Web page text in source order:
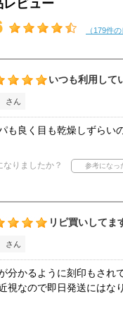
レビュー
（179件
いつも利用して
さん
も良く目も乾燥しずらい
なりましたか？
リピ買いしてま
さん
分かるように刻印もされ
視なので即日発送にはな